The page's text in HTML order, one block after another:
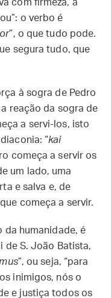
com firmeza, a
o verbo é
”, o que tudo pode.
segura tudo, que
à sogra de Pedro
reação da sogra de
a servi-los, isto
“kai
começa a servir os
um lado, uma
e salva e, de
começa a servir.
da humanidade, é
de S. João Batista,
”, ou seja, “para
inimigos, nós o
e justiça todos os